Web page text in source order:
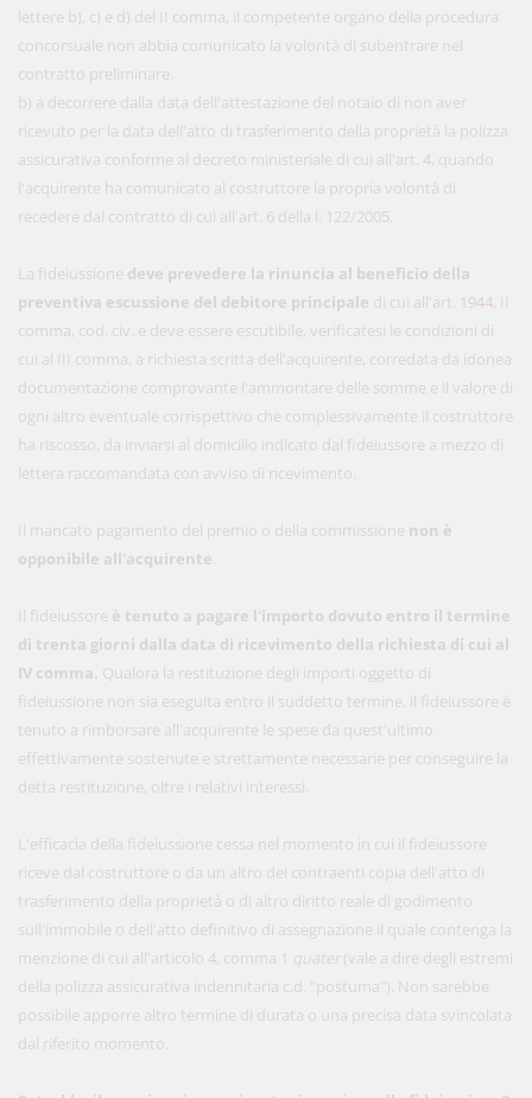
lettere b), c) e d) del II comma, il competente organo della procedura
concorsuale non abbia comunicato la volontà di subentrare nel
contratto preliminare.
b) a decorrere dalla data dell'attestazione del notaio di non aver
ricevuto per la data dell'atto di trasferimento della proprietà la polizza
assicurativa conforme al decreto ministeriale di cui all'art. 4, quando
l'acquirente ha comunicato al costruttore la propria volontà di
recedere dal contratto di cui all'art. 6 della l. 122/2005.
La fideiussione deve prevedere la rinuncia al beneficio della
preventiva escussione del debitore principale di cui all'art. 1944, II
comma, cod. civ. e deve essere escutibile, verificatesi le condizioni di
cui al III comma, a richiesta scritta dell'acquirente, corredata da idonea
documentazione comprovante l'ammontare delle somme e il valore di
ogni altro eventuale corrispettivo che complessivamente il costruttore
ha riscosso, da inviarsi al domicilio indicato dal fideiussore a mezzo di
lettera raccomandata con avviso di ricevimento.
Il mancato pagamento del premio o della commissione non è
opponibile all'acquirente
Il fideiussore è tenuto a pagare l'importo dovuto entro il termine
di trenta giorni dalla data di ricevimento della richiesta di cui al
IV comma. Qualora la restituzione degli importi oggetto di
fideiussione non sia eseguita entro il suddetto termine, il fideiussore è
tenuto a rimborsare all'acquirente le spese da quest'ultimo
effettivamente sostenute e strettamente necessarie per conseguire la
detta restituzione, oltre i relativi interessi.
L'efficacia della fideiussione cessa nel momento in cui il fideiussore
riceve dal costruttore o da un altro dei contraenti copia dell'atto di
trasferimento della proprietà o di altro diritto reale di godimento
sull'immobile o dell'atto definitivo di assegnazione il quale contenga la
menzione di cui all'articolo 4, comma 1
quater(vale a dire degli estremi
della polizza assicurativa indennitaria c.d. "postuma"). Non sarebbe
possibile apporre altro termine di durata o una precisa data svincolata
dal riferito momento.